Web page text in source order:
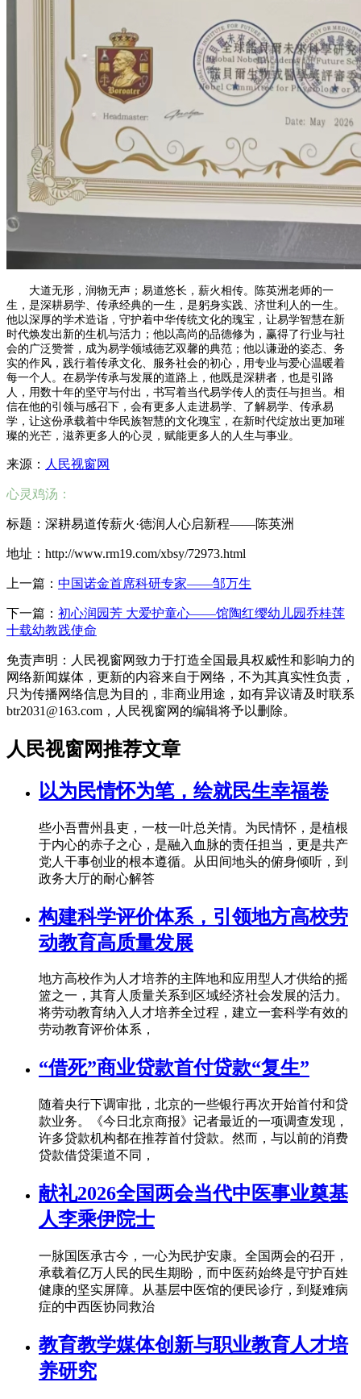
大道无形，润物无声；易道悠长，薪火相传。陈英洲老师的一
生，是深耕易学、传承经典的一生，是躬身实践、济世利人的一生。
他以深厚的学术造诣，守护着中华传统文化的瑰宝，让易学智慧在新
时代焕发出新的生机与活力；他以高尚的品德修为，赢得了行业与社
会的广泛赞誉，成为易学领域德艺双馨的典范；他以谦逊的姿态、务
实的作风，践行着传承文化、服务社会的初心，用专业与爱心温暖着
每一个人。在易学传承与发展的道路上，他既是深耕者，也是引路
人，用数十年的坚守与付出，书写着当代易学传人的责任与担当。相
信在他的引领与感召下，会有更多人走进易学、了解易学、传承易
学，让这份承载着中华民族智慧的文化瑰宝，在新时代绽放出更加璀
璨的光芒，滋养更多人的心灵，赋能更多人的人生与事业。
来源： 人民视窗网
心灵鸡汤：
标题：深耕易道传薪火·德润人心启新程——陈英洲
地址：http://www.rm19.com/xbsy/72973.html
上一篇： 中国诺金首席科研专家——邹万生
下一篇： 初心润园芳 大爱护童心——馆陶红缨幼儿园乔桂莲
十载幼教践使命
免责声明：人民视窗网致力于打造全国最具权威性和影响力的
网络新闻媒体，更新的内容来自于网络，不为其真实性负责，
只为传播网络信息为目的，非商业用途，如有异议请及时联系
btr2031@163.com，人民视窗网的编辑将予以删除。
人民视窗网推荐文章
以为民情怀为笔，绘就民生幸福卷
些小吾曹州县吏，一枝一叶总关情。为民情怀，是植根
于内心的赤子之心，是融入血脉的责任担当，更是共产
党人干事创业的根本遵循。从田间地头的俯身倾听，到
政务大厅的耐心解答
构建科学评价体系，引领地方高校劳
动教育高质量发展
地方高校作为人才培养的主阵地和应用型人才供给的摇
篮之一，其育人质量关系到区域经济社会发展的活力。
将劳动教育纳入人才培养全过程，建立一套科学有效的
劳动教育评价体系，
“借死”商业贷款首付贷款“复生”
随着央行下调审批，北京的一些银行再次开始首付和贷
款业务。《今日北京商报》记者最近的一项调查发现，
许多贷款机构都在推荐首付贷款。然而，与以前的消费
贷款借贷渠道不同，
献礼2026全国两会当代中医事业奠基
人李乘伊院士
一脉国医承古今，一心为民护安康。全国两会的召开，
承载着亿万人民的民生期盼，而中医药始终是守护百姓
健康的坚实屏障。从基层中医馆的便民诊疗，到疑难病
症的中西医协同救治
教育教学媒体创新与职业教育人才培
养研究